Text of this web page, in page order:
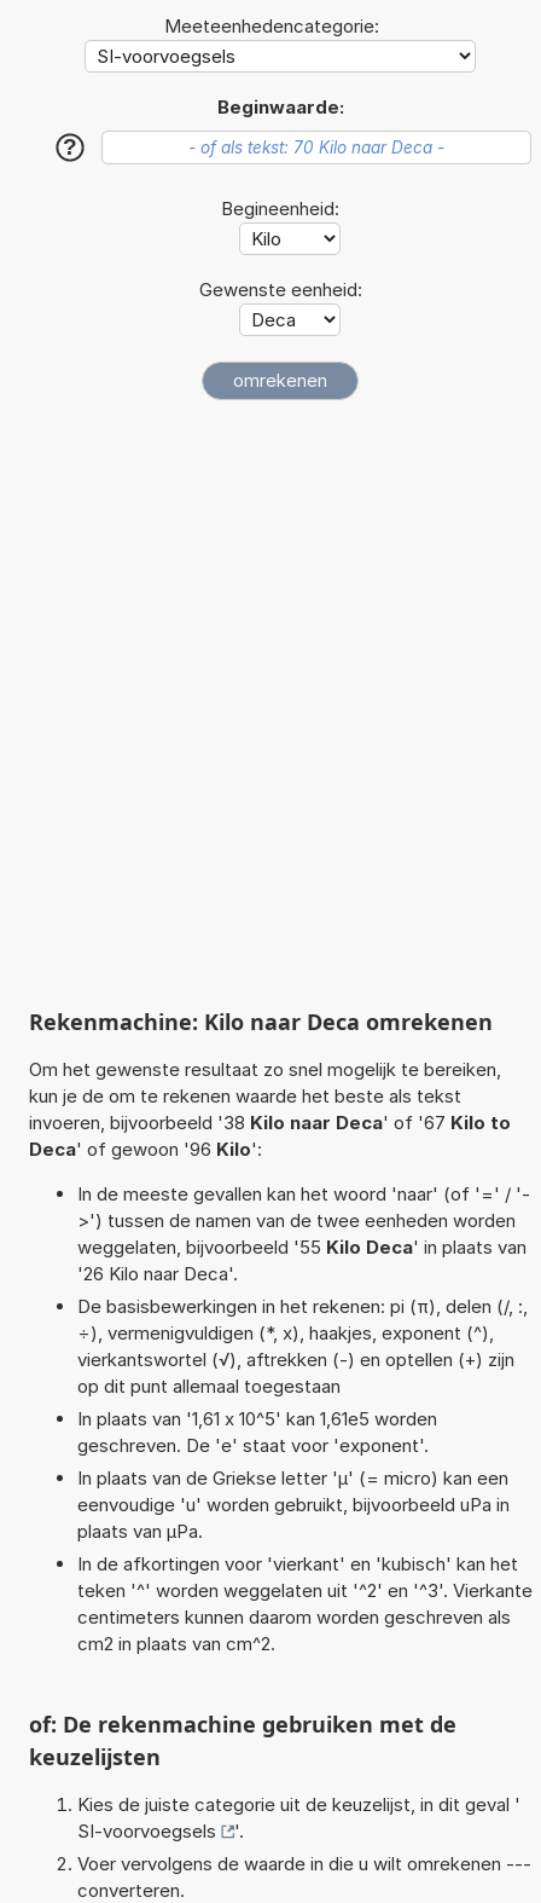
Meeteenhedencategorie:
Beginwaarde:
?
Begineenheid:
Gewenste eenheid:
Rekenmachine: Kilo naar Deca omrekenen
Om het gewenste resultaat zo snel mogelijk te bereiken,
kun je de om te rekenen waarde het beste als tekst
invoeren, bijvoorbeeld '38 Kilo naar Deca' of '67 Kilo to
Deca' of gewoon '96 Kilo':
In de meeste gevallen kan het woord 'naar' (of '=' / '-
>') tussen de namen van de twee eenheden worden
weggelaten, bijvoorbeeld '55 Kilo Deca' in plaats van
'26 Kilo naar Deca'.
De basisbewerkingen in het rekenen: pi (π), delen (/, :,
÷), vermenigvuldigen (*, x), haakjes, exponent (^),
vierkantswortel (√), aftrekken (-) en optellen (+) zijn
op dit punt allemaal toegestaan
In plaats van '1,61 x 10^5' kan 1,61e5 worden
geschreven. De 'e' staat voor 'exponent'.
In plaats van de Griekse letter 'µ' (= micro) kan een
eenvoudige 'u' worden gebruikt, bijvoorbeeld uPa in
plaats van µPa.
In de afkortingen voor 'vierkant' en 'kubisch' kan het
teken '^' worden weggelaten uit '^2' en '^3'. Vierkante
centimeters kunnen daarom worden geschreven als
cm2 in plaats van cm^2.
of: De rekenmachine gebruiken met de
keuzelijsten
Kies de juiste categorie uit de keuzelijst, in dit geval '
SI-voorvoegsels
'.
Voer vervolgens de waarde in die u wilt omrekenen ---
converteren.